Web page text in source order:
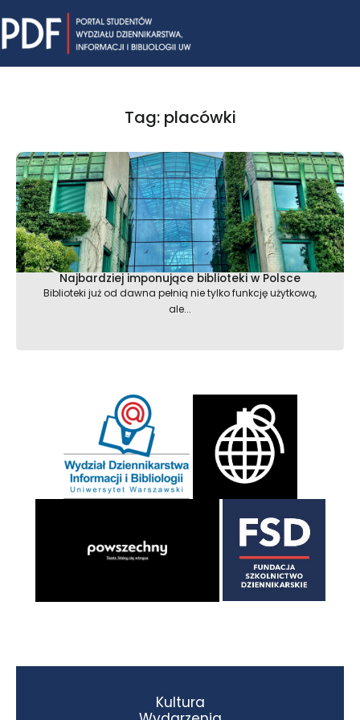
to
content
Tag: placówki
Najbardziej imponujące biblioteki w Polsce
Biblioteki już od dawna pełnią nie tylko funkcję użytkową,
ale...
Kultura